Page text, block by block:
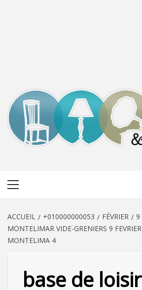
ACCUEIL +010000000053 FÉVRIER 9
MONTELIMAR VIDE-GRENIERS 9 FEVRIER
MONTELIMA 4
base de loisir